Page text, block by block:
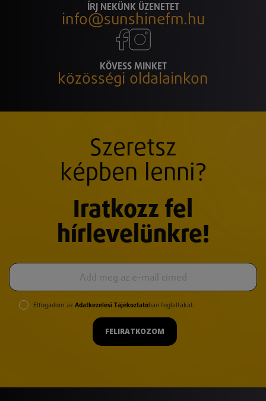
ÍRJ NEKÜNK ÜZENETET
info@sunshinefm.hu
KÖVESS MINKET
közösségi oldalainkon
Szeretsz
képben lenni?
Iratkozz fel
hírlevelünkre!
Elfogadom az Adatkezelési Tájékoztatóban foglaltakat.
FELIRATKOZOM